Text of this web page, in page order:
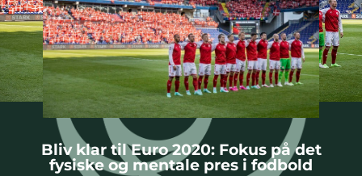
Bliv klar til Euro 2020: Fokus på det
fysiske og mentale pres i fodbold